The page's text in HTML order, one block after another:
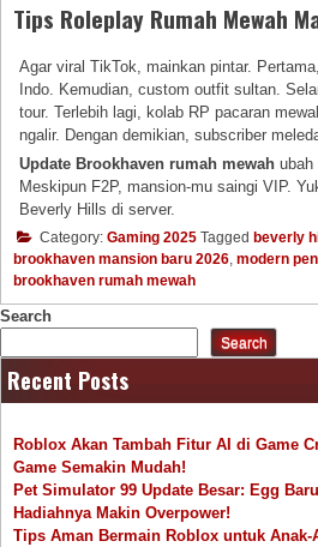
Tips Roleplay Rumah Mewah
Agar viral TikTok, mainkan pintar.
Indo. Kemudian, custom outfit sultan.
tour. Terlebih lagi, kolab RP pacaran
ngalir. Dengan demikian, subscriber
Update Brookhaven rumah mewah ubah
Meskipun F2P, mansion-mu saingi VIP.
Beverly Hills di server.
Category: Gaming 2025 Tagged beverly
brookhaven mansion baru 2026, modern
brookhaven rumah mewah
Search
Search
Recent Posts
Roblox Akan Tambah Fitur AI di Game
Game Semakin Mudah!
Pet Simulator 99 Update Besar: Egg
Hadiahnya Makin Overpower!
Tips Aman Bermain Roblox untuk Anak-